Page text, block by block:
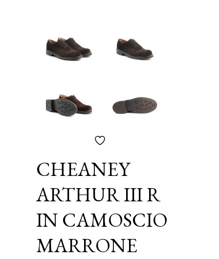
CHEANEY
ARTHUR III R
IN CAMOSCIO
MARRONE